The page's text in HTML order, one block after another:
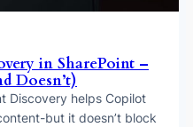
in SharePoint –
Doesn’t)
Discovery helps Copilot
but it doesn’t block